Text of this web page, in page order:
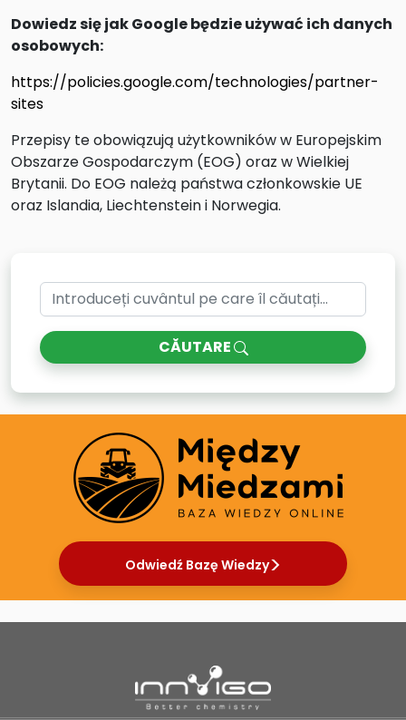
Dowiedz się jak Google będzie używać ich danych
osobowych:
https://policies.google.com/technologies/partner-
sites
Przepisy te obowiązują użytkowników w Europejskim
Obszarze Gospodarczym (EOG) oraz w Wielkiej
Brytanii. Do EOG należą państwa członkowskie UE
oraz Islandia, Liechtenstein i Norwegia.
CĂUTARE
Odwiedź Bazę Wiedzy